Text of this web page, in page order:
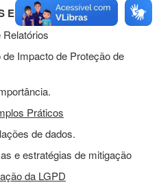
E IMPLEMENTAÇÃO
Impacto de Proteção de
Práticos
de dados.
e estratégias de mitigação
da LGPD